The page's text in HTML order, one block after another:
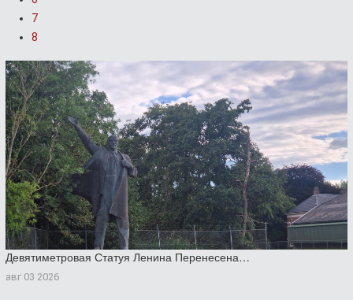
7
8
Девятиметровая Статуя Ленина Перенесена…
авг 03 2026